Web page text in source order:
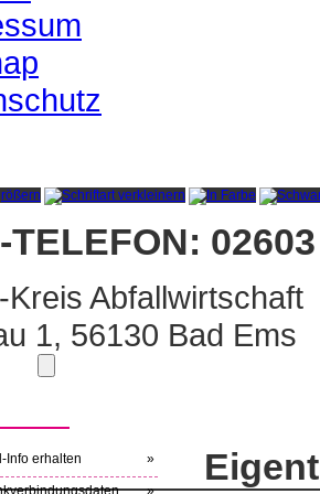
TELEFON:
Abfallwirtschaft
1, 56130 Bad Ems
Info erhalten »
»